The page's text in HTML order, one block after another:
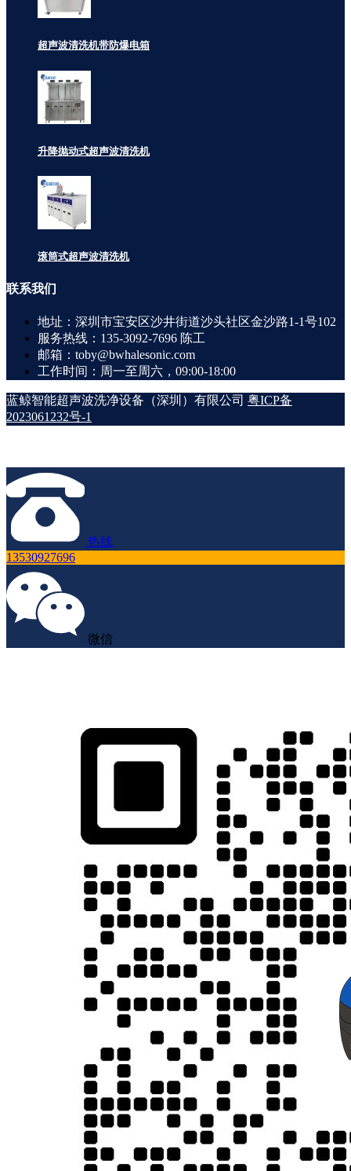
超声波清洗机带防爆电箱
升降抛动式超声波清洗机
滚筒式超声波清洗机
联系我们
地址：深圳市宝安区沙井街道沙头社区金沙路1-1号102
服务热线：135-3092-7696 陈工
邮箱：toby@bwhalesonic.com
工作时间：周一至周六，09:00-18:00
蓝鲸智能超声波洗净设备（深圳）有限公司 粤ICP备
2023061232号-1
热线
13530927696
微信